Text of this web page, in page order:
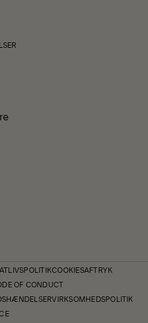
COOKIESAFTRYK
OF CONDUCT
VIRKSOMHEDSPOLITIK